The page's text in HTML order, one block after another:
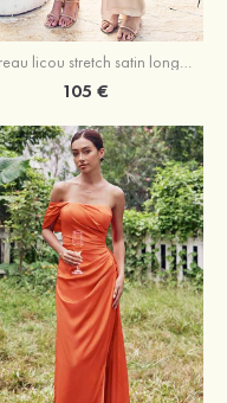
Fourreau licou stretch satin longueur cheville robe de demoiselle d'honneur
105 €